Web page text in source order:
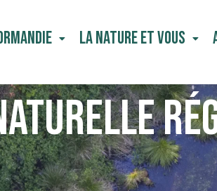
La Nature Et Vous